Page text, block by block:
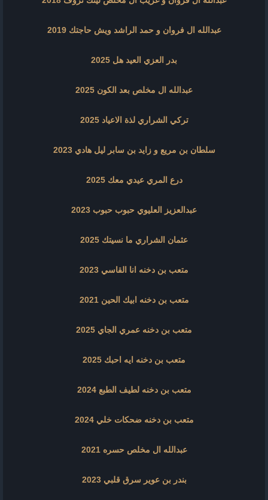
عبدالله ال فروان و حمد الراشد ويش حاجتك 2019
بدر العزي العيد هل 2025
عبدالله ال مخلص بعد الكون 2025
تركي الشراري لذة الاعياد 2025
سلطان بن مريع و زايد بن سابر ليل هادي 2023
درع المري عيدي معك 2025
عبدالعزيز العليوي حبوب حبوب 2023
عثمان الشراري ما نسيتك 2025
متعب بن دخنه انا القاسي 2023
متعب بن دخنه ابيك الحين 2021
متعب بن دخنه عمري الجاي 2025
متعب بن دخنه ايه احبك 2025
متعب بن دخنه لطيف الطبع 2024
متعب بن دخنه ضحكات خلي 2024
عبدالله ال مخلص حسره 2021
بندر بن عوير سرق قلبي 2023